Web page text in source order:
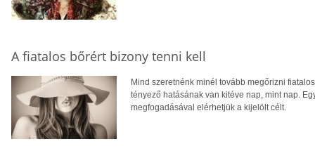
A fiatalos bőrért bizony tenni kell
Mind szeretnénk minél tovább megőrizni
tényező hatásának van kitéve nap, mint nap.
megfogadásával elérhetjük a kijelölt célt.